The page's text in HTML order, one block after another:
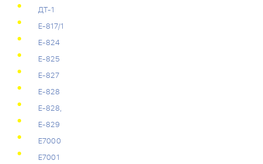
ДТ-1
Е-817/1
Е-824
Е-825
Е-827
Е-828
Е-828,
Е-829
Е7000
Е7001